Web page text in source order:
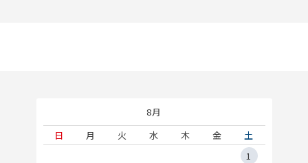
8月
日
月 火 水 木 金
土
1